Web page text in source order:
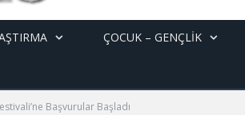
ÇOCUK – GENÇLIK
Başvurular Başladı